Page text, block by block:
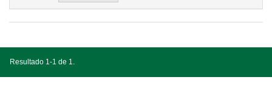
Resultado 1-1 de 1.